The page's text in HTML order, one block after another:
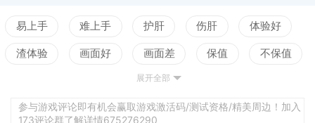
易上手 难上手 护肝 伤肝 体验好
渣体验 画面好 画面差 保值 不保值
测试
展开全部
参与游戏评论即有机会赢取游戏激活码/测试资格/精美周边！加入
173评论群了解详情675276290